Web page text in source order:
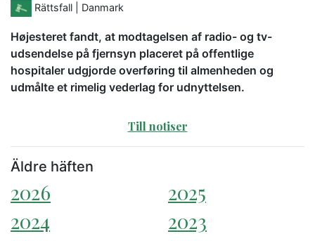
Rättsfall | Danmark
Højesteret fandt, at modtagelsen af radio- og tv-
udsendelse på fjernsyn placeret på offentlige
hospitaler udgjorde overføring til almenheden og
udmålte et rimelig vederlag for udnyttelsen.
Till notiser
Äldre häften
2026
2025
2024
2023